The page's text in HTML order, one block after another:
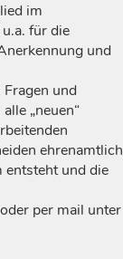
im
für die
und
und
„neuen“
ehrenamtlich
entsteht und die
per mail unter